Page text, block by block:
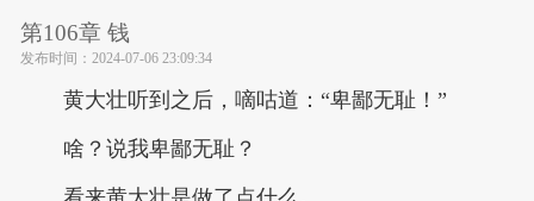
第106章 钱
发布时间： 2024-07-06 23:09:34
黄大壮听到之后，嘀咕道：“卑鄙无耻！”
啥？说我卑鄙无耻？